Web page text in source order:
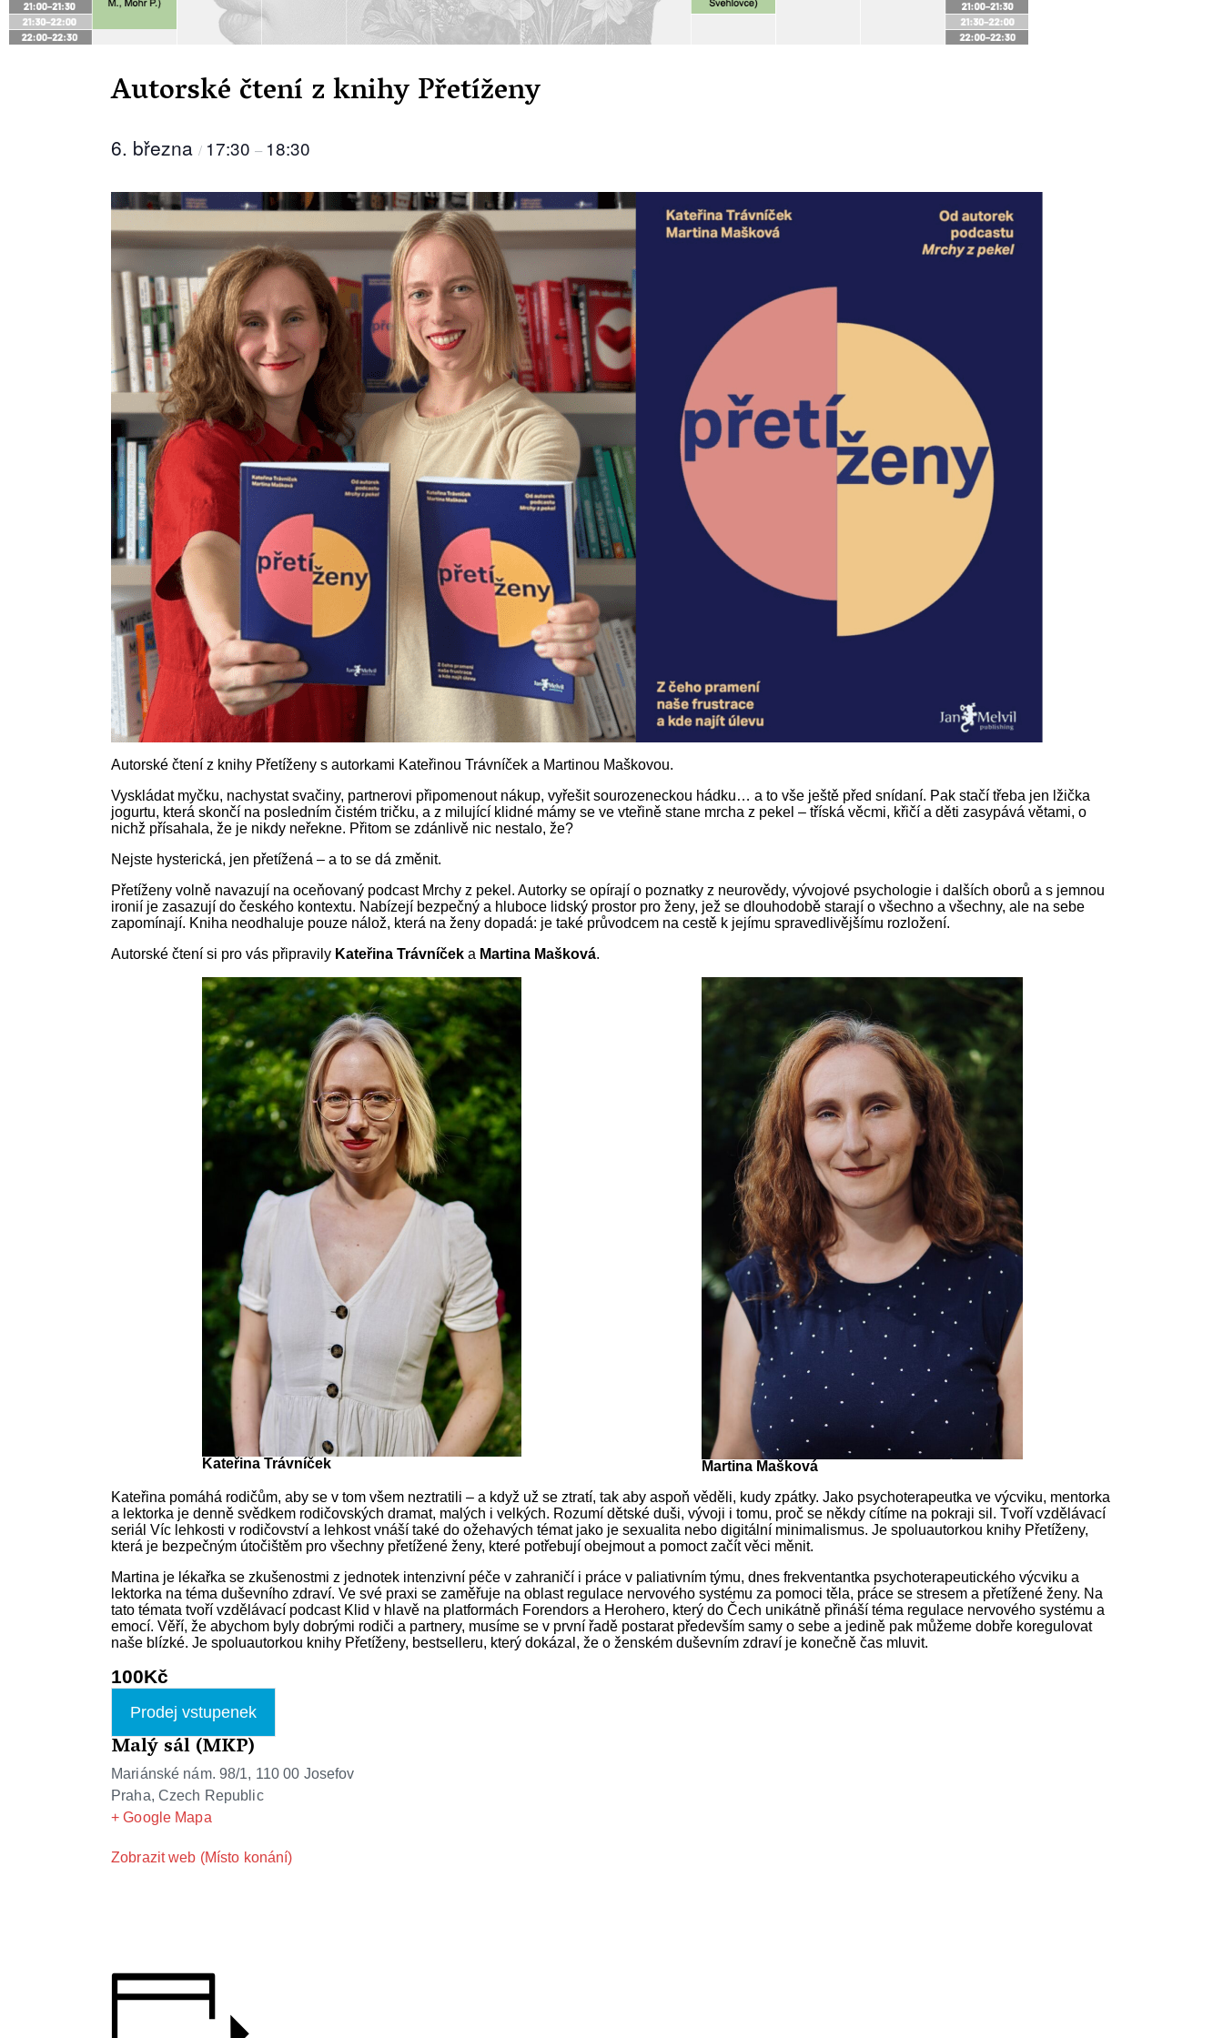
Autorské čtení z knihy Přetíženy
6. března / 17:30 – 18:30
Autorské čtení z knihy Přetíženy s autorkami Kateřinou Trávníček a Martinou Maškovou.
Vyskládat myčku, nachystat svačiny, partnerovi připomenout nákup, vyřešit sourozeneckou hádku… a to vše ještě před snídaní. Pak stačí třeba jen lžička
jogurtu, která skončí na posledním čistém tričku, a z milující klidné mámy se ve vteřině stane mrcha z pekel – tříská věcmi, křičí a děti zasypává větami, o
nichž přísahala, že je nikdy neřekne. Přitom se zdánlivě nic nestalo, že?
Nejste hysterická, jen přetížená – a to se dá změnit.
Přetíženy volně navazují na oceňovaný podcast Mrchy z pekel. Autorky se opírají o poznatky z neurovědy, vývojové psychologie i dalších oborů a s jemnou
ironií je zasazují do českého kontextu. Nabízejí bezpečný a hluboce lidský prostor pro ženy, jež se dlouhodobě starají o všechno a všechny, ale na sebe
zapomínají. Kniha neodhaluje pouze nálož, která na ženy dopadá: je také průvodcem na cestě k jejímu spravedlivějšímu rozložení.
Autorské čtení si pro vás připravily Kateřina Trávníček a Martina Mašková.
Kateřina Trávníček
Martina Mašková
Kateřina pomáhá rodičům, aby se v tom všem neztratili – a když už se ztratí, tak aby aspoň věděli, kudy zpátky. Jako psychoterapeutka ve výcviku, mentorka
a lektorka je denně svědkem rodičovských dramat, malých i velkých. Rozumí dětské duši, vývoji i tomu, proč se někdy cítíme na pokraji sil. Tvoří vzdělávací
seriál Víc lehkosti v rodičovství a lehkost vnáší také do ožehavých témat jako je sexualita nebo digitální minimalismus. Je spoluautorkou knihy Přetíženy,
která je bezpečným útočištěm pro všechny přetížené ženy, které potřebují obejmout a pomoct začít věci měnit.
Martina je lékařka se zkušenostmi z jednotek intenzivní péče v zahraničí i práce v paliativním týmu, dnes frekventantka psychoterapeutického výcviku a
lektorka na téma duševního zdraví. Ve své praxi se zaměřuje na oblast regulace nervového systému za pomoci těla, práce se stresem a přetížené ženy. Na
tato témata tvoří vzdělávací podcast Klid v hlavě na platformách Forendors a Herohero, který do Čech unikátně přináší téma regulace nervového systému a
emocí. Věří, že abychom byly dobrými rodiči a partnery, musíme se v první řadě postarat především samy o sebe a jedině pak můžeme dobře koregulovat
naše blízké. Je spoluautorkou knihy Přetíženy, bestselleru, který dokázal, že o ženském duševním zdraví je konečně čas mluvit.
100Kč
Prodej vstupenek
Malý sál (MKP)
Mariánské nám. 98/1, 110 00 Josefov
Praha, Czech Republic
+ Google Mapa
Zobrazit web (Místo konání)